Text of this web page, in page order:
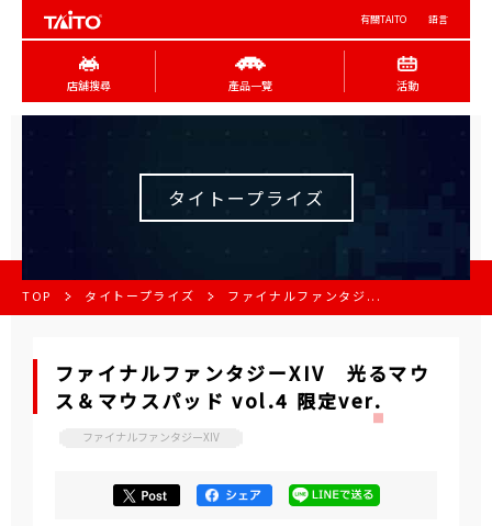
有關TAITO 語言
店舖搜尋 產品一覽 活動
タイトープライズ
TOP タイトープライズ ファイナルファンタジ...
ファイナルファンタジーXIV 光るマウ
ス＆マウスパッド vol.4 限定ver.
ファイナルファンタジーXIV